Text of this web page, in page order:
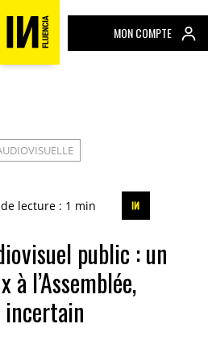
MON COMPTE
lecture : 1 min
public : un
à l’Assemblée,
incertain